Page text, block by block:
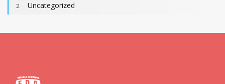
2 Uncategorized